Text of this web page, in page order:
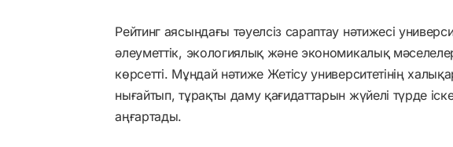
Рейтинг аясындағы тәуелсіз сараптау нәтижесі
әлеуметтік, экологиялық және экономикалық
көрсетті. Мұндай нәтиже Жетісу университетінің
нығайтып, тұрақты даму қағидаттарын жүйелі түрде
аңғартады.